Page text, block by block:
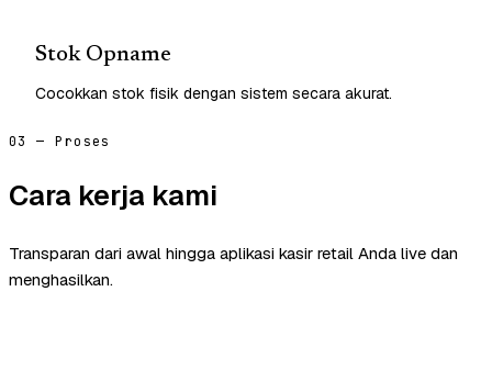
Stok Opname
Cocokkan stok fisik dengan sistem secara akurat.
03 — Proses
Cara kerja kami
Transparan dari awal hingga aplikasi kasir retail Anda live dan
menghasilkan.